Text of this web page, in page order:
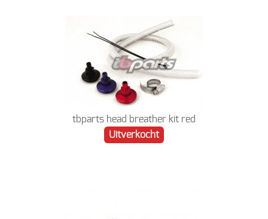
tbparts head breather kit red
Uitverkocht